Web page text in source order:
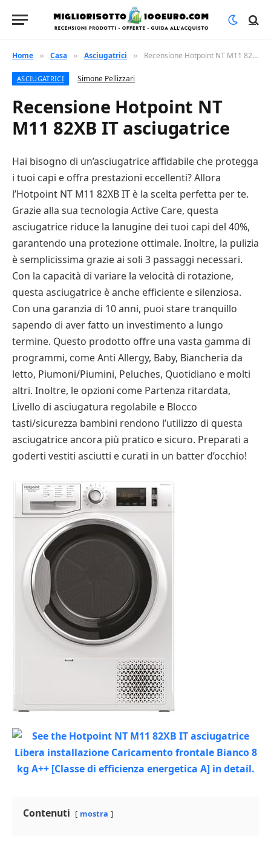
Home » Casa » Asciugatrici » Recensione Hotpoint NT M11 82XB IT asciugatrice
ASCIUGATRICI Simone Pellizzari
Recensione Hotpoint NT
M11 82XB IT asciugatrice
Hai bisogno di un’asciugatrice affidabile che protegga
i tuoi capi e offra prestazioni eccellenti? Allora
l’Hotpoint NT M11 82XB IT è la scelta perfetta per te.
Grazie alla sua tecnologia Active Care, questa
asciugatrice riduce la lanugine dei tuoi capi del 40%,
garantendo una protezione ottimale. Inoltre, la pulizia
è semplicissima grazie ai soli 3 passaggi necessari.
Con la capacità di variare la velocità di rotazione,
questa asciugatrice è anche efficiente e silenziosa.
Con una garanzia di 10 anni, puoi stare tranquillo
sapendo di aver fatto un investimento a lungo
termine. Questo prodotto offre una vasta gamma di
programmi, come Anti Allergy, Baby, Biancheria da
letto, Piumoni/Piumini, Peluches, Quotidiano e molti
altri. Inoltre, le opzioni come Partenza ritardata,
Livello di asciugatura regolabile e Blocco
tasti/sicurezza bambini rendono l’utilizzo di questa
asciugatrice ancora più pratico e sicuro. Preparati a
goderti vestiti asciutti e curati in un batter d’occhio!
Contenuti mostra